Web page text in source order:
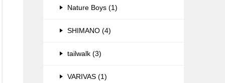
Nature Boys (1)
SHIMANO (4)
tailwalk (3)
VARIVAS (1)